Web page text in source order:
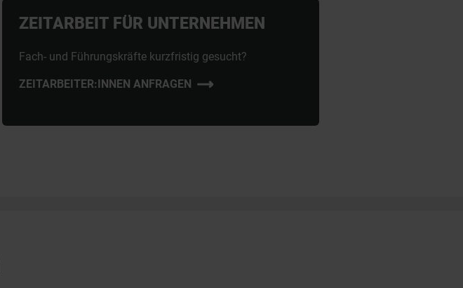
ZEITARBEIT FÜR UNTERNEHMEN
Fach- und Führungskräfte kurzfristig gesucht?
ZEITARBEITER:INNEN ANFRAGEN